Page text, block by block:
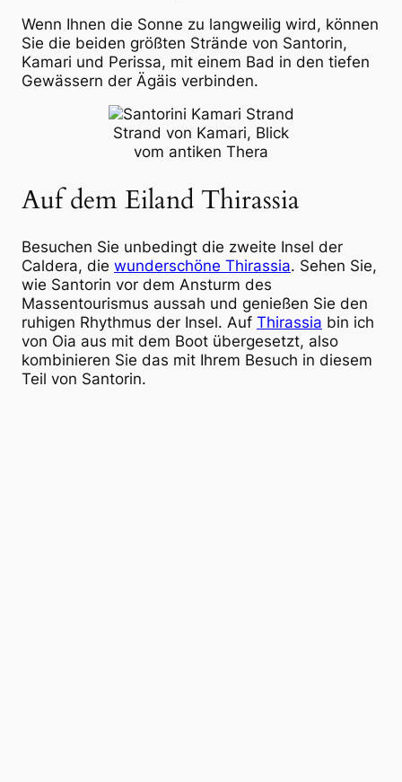
Wenn Ihnen die Sonne zu langweilig wird, können
Sie die beiden größten Strände von Santorin,
Kamari und Perissa, mit einem Bad in den tiefen
Gewässern der Ägäis verbinden.
Strand von Kamari, Blick
vom antiken Thera
Auf dem Eiland Thirassia
Besuchen Sie unbedingt die zweite Insel der
Caldera, die wunderschöne Thirassia. Sehen Sie,
wie Santorin vor dem Ansturm des
Massentourismus aussah und genießen Sie den
ruhigen Rhythmus der Insel. Auf Thirassia bin ich
von Oia aus mit dem Boot übergesetzt, also
kombinieren Sie das mit Ihrem Besuch in diesem
Teil von Santorin.